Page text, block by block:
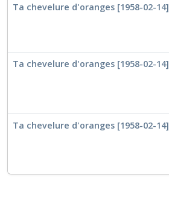
Ta chevelure d'oranges [1958-02-14]
Ta chevelure d'oranges [1958-02-14]
Ta chevelure d'oranges [1958-02-14]